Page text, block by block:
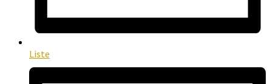
Liste